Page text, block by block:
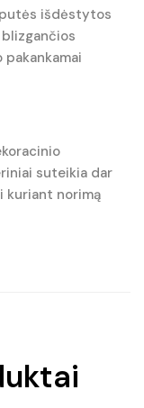
išdėstytos
suteikia dar
kuriant norimą